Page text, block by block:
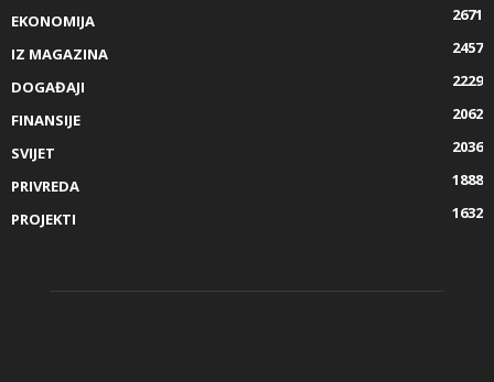
EKONOMIJA
2671
IZ MAGAZINA
2457
DOGAĐAJI
2229
FINANSIJE
2062
SVIJET
2036
PRIVREDA
1888
PROJEKTI
1632